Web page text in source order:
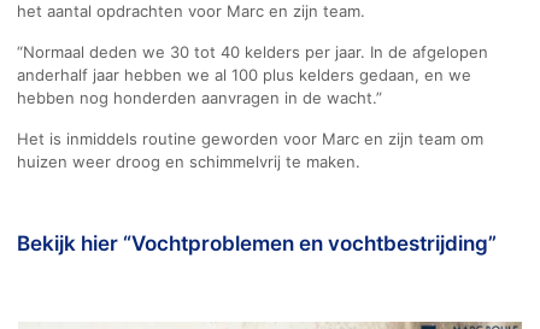
het aantal opdrachten voor Marc en zijn team.
“Normaal deden we 30 tot 40 kelders per jaar. In de afgelopen
anderhalf jaar hebben we al 100 plus kelders gedaan, en we
hebben nog honderden aanvragen in de wacht.”
Het is inmiddels routine geworden voor Marc en zijn team om
huizen weer droog en schimmelvrij te maken.
Bekijk hier “Vochtproblemen en vochtbestrijding”